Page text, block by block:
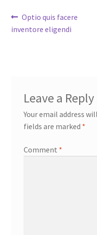
Post
navigation
Previous
post:
Optio quis facere
inventore eligendi
Leave a Reply
Your email address
fields are marked *
Comment *